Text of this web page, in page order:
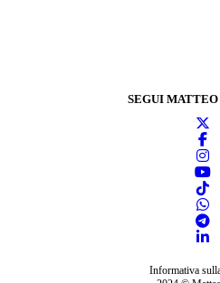
SEGUI MATTEO
Informativa